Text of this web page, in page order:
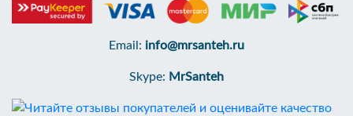
Email: info@mrsanteh.ru
Skype: MrSanteh